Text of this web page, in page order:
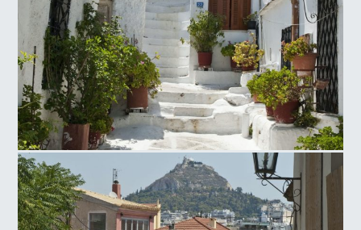
Αναφιώτικα